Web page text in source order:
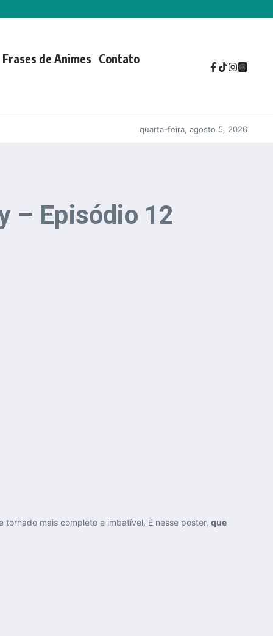
Frases de Animes Contato
quarta-feira, agosto 5, 2026
– Episódio 12
mais completo e imbatível. E nesse poster, que